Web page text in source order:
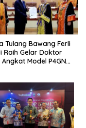
Tulang Bawang Ferli
Raih Gelar Doktor
Angkat Model P4GN